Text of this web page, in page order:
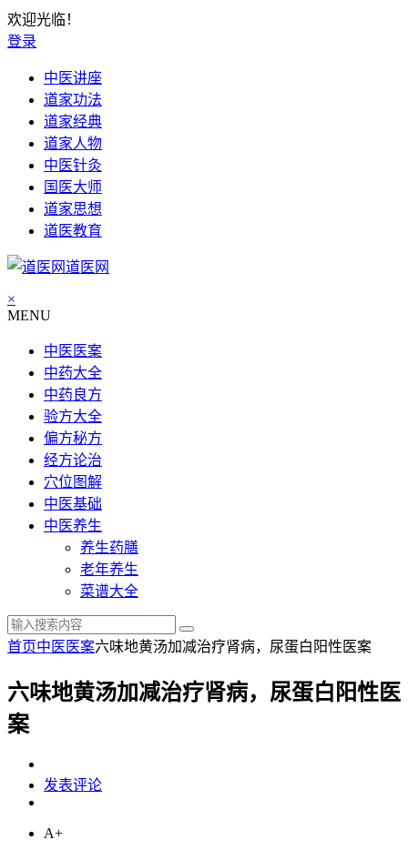
欢迎光临！
登录
中医讲座
道家功法
道家经典
道家人物
中医针灸
国医大师
道家思想
道医教育
道医网
×
MENU
中医医案
中药大全
中药良方
验方大全
偏方秘方
经方论治
穴位图解
中医基础
中医养生
养生药膳
老年养生
菜谱大全
首页中医医案六味地黄汤加减治疗肾病，尿蛋白阳性医案
六味地黄汤加减治疗肾病，尿蛋白阳性医
案
发表评论
A+